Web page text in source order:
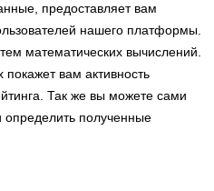
предоставляет вам
нашего платформы.
математических вычислений.
вам активность
Так же вы можете сами
определить полученные